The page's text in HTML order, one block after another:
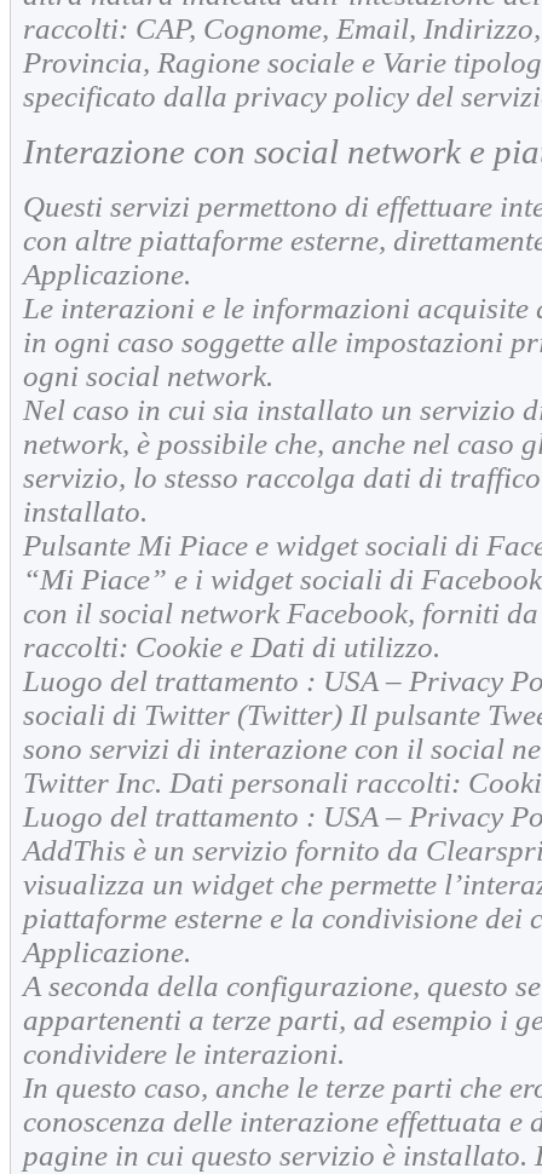
raccolti: CAP, Cognome, Email,
Provincia, Ragione sociale e Varie
specificato dalla privacy policy del
Interazione con social network e
Questi servizi permettono di effettuare
con altre piattaforme esterne,
Applicazione.
Le interazioni e le informazioni acquisite
in ogni caso soggette alle impostazioni
ogni social network.
Nel caso in cui sia installato un servizio
network, è possibile che, anche nel
servizio, lo stesso raccolga dati di
installato.
Pulsante Mi Piace e widget sociali di
“Mi Piace” e i widget sociali di
con il social network Facebook, forniti
raccolti: Cookie e Dati di utilizzo.
Luogo del trattamento : USA – Privacy
sociali di Twitter (Twitter) Il pulsante
sono servizi di interazione con il social
Twitter Inc. Dati personali raccolti:
Luogo del trattamento : USA – Privacy
AddThis è un servizio fornito da
visualizza un widget che permette
piattaforme esterne e la condivisione dei
Applicazione.
A seconda della configurazione, questo
appartenenti a terze parti, ad esempio i
condividere le interazioni.
In questo caso, anche le terze parti che
conoscenza delle interazione effettuata
pagine in cui questo servizio è